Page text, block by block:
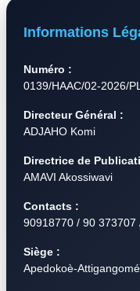
Informations
Numéro :
0139/HAAC/02-2026/
Directeur Général :
ADJAHO Komi
Directrice de
AMAVI Akossiwavi
Contacts :
90918770 / 90 373707
Siège :
Apedokoè-Attigangomé